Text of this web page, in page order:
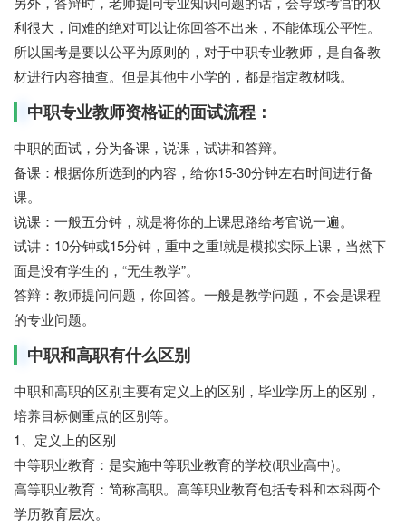
利很大，问难的绝对可以让你回答不出来，不能体现公平性。
所以国考是要以公平为原则的，对于中职专业教师，是自备教
材进行内容抽查。但是其他中小学的，都是指定教材哦。
中职专业教师资格证的面试流程：
中职的面试，分为备课，说课，试讲和答辩。
备课：根据你所选到的内容，给你15-30分钟左右时间进行备
课。
说课：一般五分钟，就是将你的上课思路给考官说一遍。
试讲：10分钟或15分钟，重中之重!就是模拟实际上课，当然下
面是没有学生的，“无生教学”。
答辩：教师提问问题，你回答。一般是教学问题，不会是课程
的专业问题。
中职和高职有什么区别
中职和高职的区别主要有定义上的区别，毕业学历上的区别，
培养目标侧重点的区别等。
1、定义上的区别
中等职业教育：是实施中等职业教育的学校(职业高中)。
高等职业教育：简称高职。高等职业教育包括专科和本科两个
学历教育层次。